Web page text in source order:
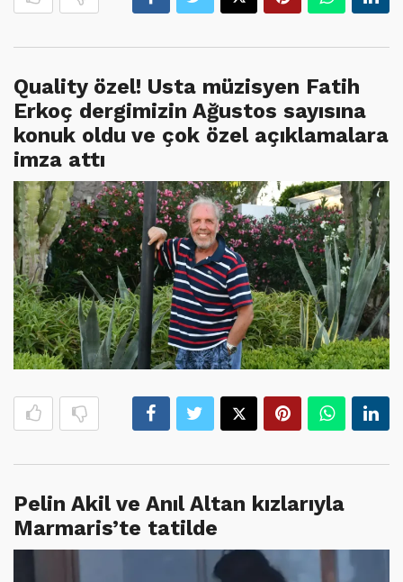
Quality özel! Usta müzisyen Fatih
Erkoç dergimizin Ağustos sayısına
konuk oldu ve çok özel açıklamalara
imza attı
Pelin Akil ve Anıl Altan kızlarıyla
Marmaris’te tatilde